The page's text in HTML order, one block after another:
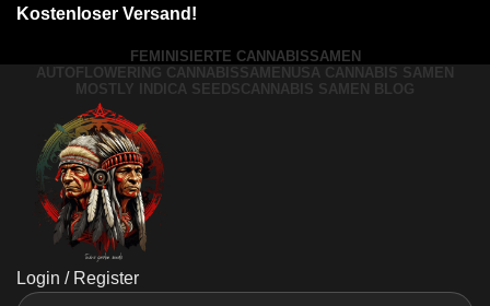
Kostenloser Versand!
FEMINISIERTE CANNABISSAMEN
AUTOFLOWERING CANNABISSAMEN USA CANNABIS SAMEN
MOSTLY INDICA SEEDSCANNABIS SAMEN BLOG
Login / Register